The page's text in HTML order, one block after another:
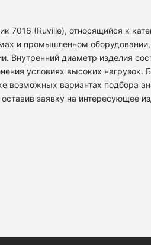
7016 (Ruville), относящийся к
и промышленном
Внутренний диаметр изделия
условиях высоких
возможных вариантах подбора
заявку на интересующее